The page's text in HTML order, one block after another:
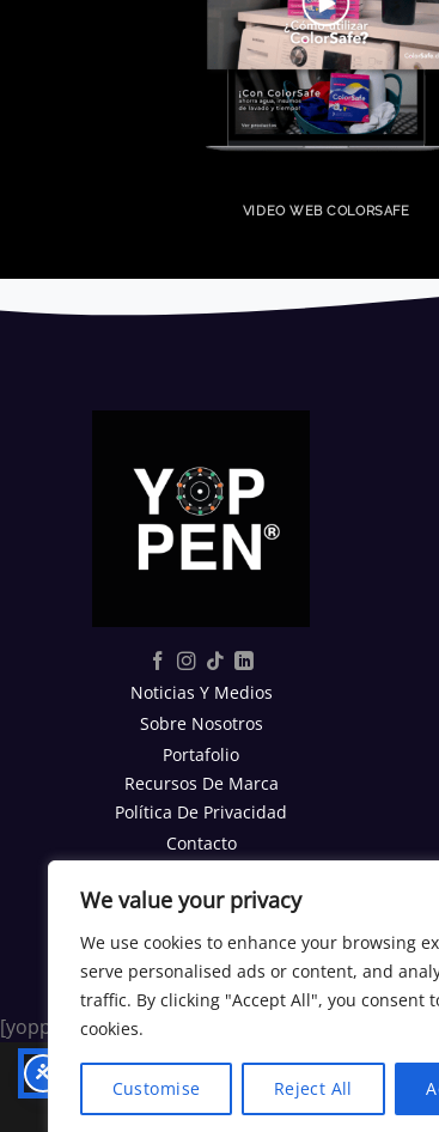
We value your privacy
We use cookies to enhance your browsing
serve personalised ads or content, and
traffic. By clicking "Accept All", you consent
cookies.
Customise Reject All
VIDEO WEB COLORSAFE
Noticias Y Medios
Sobre Nosotros
Portafolio
Recursos De Marca
Política De Privacidad
Contacto
Trabajos
Programa Afiliados
[yoppen_chatbot]